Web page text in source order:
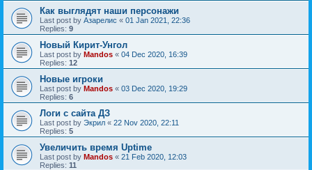
Как выглядят наши персонажи
Last post by Азарелис « 01 Jan 2021, 22:36
Replies: 9
Новый Кирит-Унгол
Last post by Mandos « 04 Dec 2020, 16:39
Replies: 12
Новые игроки
Last post by Mandos « 03 Dec 2020, 19:29
Replies: 6
Логи с сайта ДЗ
Last post by Экрил « 22 Nov 2020, 22:11
Replies: 5
Увеличить время Uptime
Last post by Mandos « 21 Feb 2020, 12:03
Replies: 11